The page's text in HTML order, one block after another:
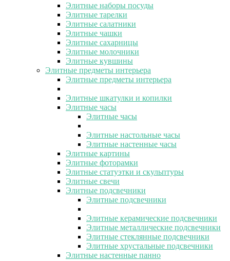
Элитные наборы посуды
Элитные тарелки
Элитные салатники
Элитные чашки
Элитные сахарницы
Элитные молочники
Элитные кувшины
Элитные предметы интерьера
Элитные предметы интерьера
Элитные шкатулки и копилки
Элитные часы
Элитные часы
Элитные настольные часы
Элитные настенные часы
Элитные картины
Элитные фоторамки
Элитные статуэтки и скульптуры
Элитные свечи
Элитные подсвечники
Элитные подсвечники
Элитные керамические подсвечники
Элитные металлические подсвечники
Элитные стеклянные подсвечники
Элитные хрустальные подсвечники
Элитные настенные панно